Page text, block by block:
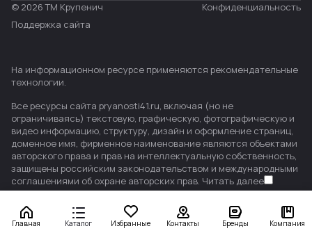
Главная Каталог Избранные Контакты Бренды Компания
© 2026 ТМ Крупенич
Конфиденциальность
Поддержка сайта
На информационном ресурсе применяются рекомендательные
технологии.
Все ресурсы сайта pryanosti41.ru, включая (но не
ограничиваясь) текстовую, графическую, фотографическую и
видео информацию, структуру, дизайн и оформление страниц,
доменное имя, фирменное наименование являются объектами
авторского права и прав на интеллектуальную собственность,
защищены российским законодательством и международными
соглашениями об охране авторских прав. Читать далее